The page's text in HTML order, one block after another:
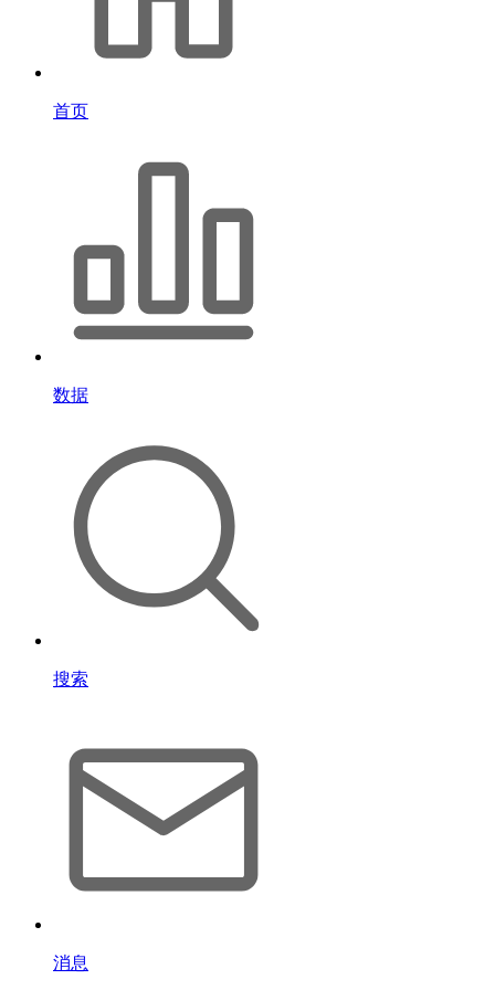
首页
数据
搜索
消息